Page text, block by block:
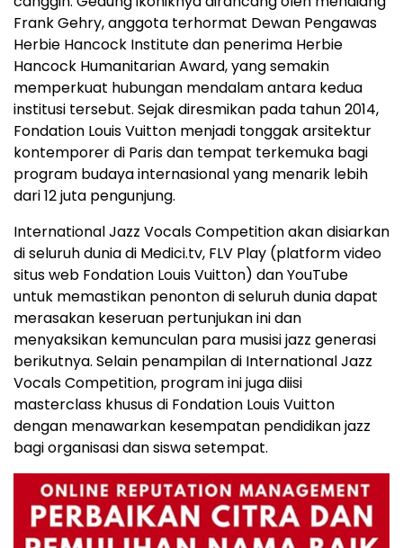
Frank Gehry, anggota terhormat Dewan Pengawas
Herbie Hancock Institute dan penerima Herbie
Hancock Humanitarian Award, yang semakin
memperkuat hubungan mendalam antara kedua
institusi tersebut. Sejak diresmikan pada tahun 2014,
Fondation Louis Vuitton menjadi tonggak arsitektur
kontemporer di Paris dan tempat terkemuka bagi
program budaya internasional yang menarik lebih
dari 12 juta pengunjung.
International Jazz Vocals Competition akan disiarkan
di seluruh dunia di Medici.tv, FLV Play (platform video
situs web Fondation Louis Vuitton) dan YouTube
untuk memastikan penonton di seluruh dunia dapat
merasakan keseruan pertunjukan ini dan
menyaksikan kemunculan para musisi jazz generasi
berikutnya. Selain penampilan di International Jazz
Vocals Competition, program ini juga diisi
masterclass khusus di Fondation Louis Vuitton
dengan menawarkan kesempatan pendidikan jazz
bagi organisasi dan siswa setempat.